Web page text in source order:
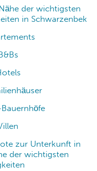
der wichtigsten
in Schwarzenbek
zur Unterkunft in
der wichtigsten